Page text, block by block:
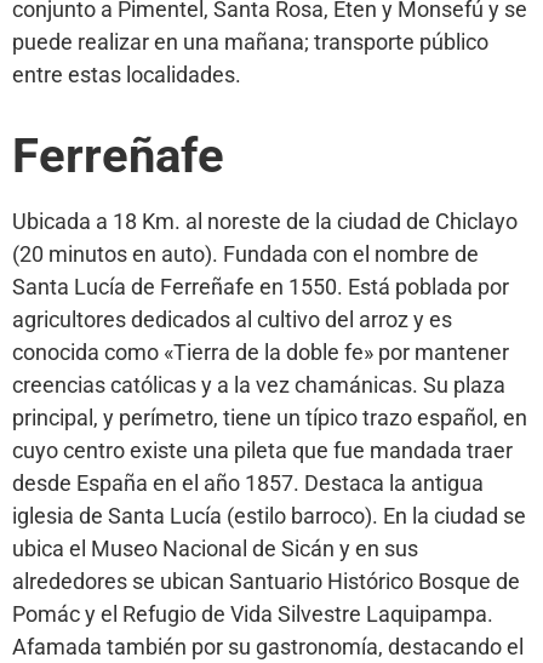
conjunto a Pimentel, Santa Rosa, Eten y Monsefú y se
puede realizar en una mañana; transporte público
entre estas localidades.
Ferreñafe
Ubicada a 18 Km. al noreste de la ciudad de Chiclayo
(20 minutos en auto). Fundada con el nombre de
Santa Lucía de Ferreñafe en 1550. Está poblada por
agricultores dedicados al cultivo del arroz y es
conocida como «Tierra de la doble fe» por mantener
creencias católicas y a la vez chamánicas. Su plaza
principal, y perímetro, tiene un típico trazo español, en
cuyo centro existe una pileta que fue mandada traer
desde España en el año 1857. Destaca la antigua
iglesia de Santa Lucía (estilo barroco). En la ciudad se
ubica el Museo Nacional de Sicán y en sus
alrededores se ubican Santuario Histórico Bosque de
Pomác y el Refugio de Vida Silvestre Laquipampa.
Afamada también por su gastronomía, destacando el